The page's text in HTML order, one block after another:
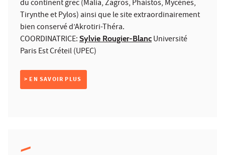
du continent grec (Malia, Zagros, Phaistos, Mycènes,
Tirynthe et Pylos) ainsi que le site extraordinairement
bien conservé d’Akrotiri-Théra.
COORDINATRICE: Sylvie Rougier-Blanc Université
Paris Est Créteil (UPEC)
> EN SAVOIR PLUS